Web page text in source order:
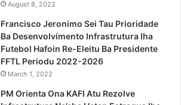
August 8, 2022
Francisco Jeronimo Sei Tau Prioridade
Ba Desenvolvimento Infrastrutura Iha
Futebol Hafoin Re-Eleitu Ba Presidente
FFTL Periodu 2022-2026
March 1, 2022
PM Orienta Ona KAFI Atu Rezolve